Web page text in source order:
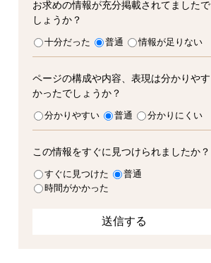
お求めの情報が充分掲載されてましたで
しょうか？
十分だった 普通 情報が足りない
ページの構成や内容、表現は分かりやす
かったでしょうか？
分かりやすい 普通 分かりにくい
この情報をすぐに見つけられましたか？
すぐに見つけた
普通
時間がかかった